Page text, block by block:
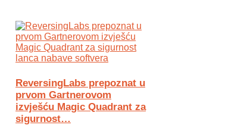
ReversingLabs prepoznat u
prvom Gartnerovom
izvješću Magic Quadrant za
sigurnost…